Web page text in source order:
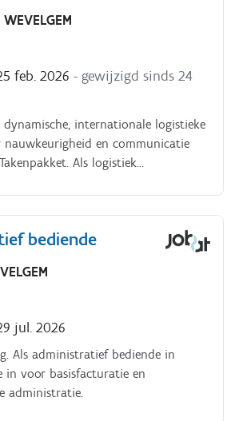
WEVELGEM
feb. 2026 - gewijzigd sinds 24
dynamische, internationale logistieke
nauwkeurigheid en communicatie
Als logistiek
laad en loskaaien De administratieve
goederen Het correct
zodat orderpickers bestellingen
klaarzetten Het onderhouden van
bediende
jul. 2026
Als administratief bediende in
in voor basisfacturatie en
administratie.